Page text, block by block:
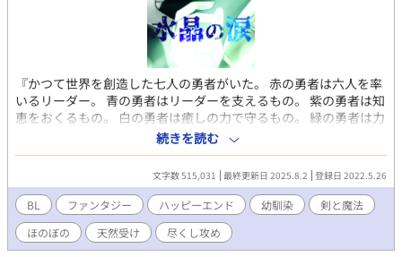
『かつて世界を創造した七人の勇者がいた。 赤の勇者は六人を率
いるリーダー。 青の勇者はリーダーを支えるもの。 紫の勇者は知
恵をおくるもの。 白の勇者は癒しの力で守るもの。 緑の勇者は力
の強きもの。 橙の勇者は魔法に秀でたもの。 黄の勇者は俊敏さに
長けたもの。 それぞれが出会い、それぞれの力を生かし、魔の住
処を破壊した。』 それは、何百年と昔からある有名な勇者の歌。
そして、ある吟遊詩人が、ずっと語り継がれている言い伝えを、
物語を紡いで唄い旅をする。 ------- モーティナ神に仕える神の子
の少女と、神殿近くに住む少年が、犯してはならない禁忌を犯し
居なくなってしまった。 各国には、魔物が出現し、神の子と少年
が禁忌をおかしたせいで魔物が増えたと世間では言われていた。
続きを読む
文字数 515,031 最終更新日 2025.8.2 登録日 2022.5.26
BL ファンタジー ハッピーエンド 幼馴染
剣と魔法
ほのぼの
天然受け 尽くし攻め